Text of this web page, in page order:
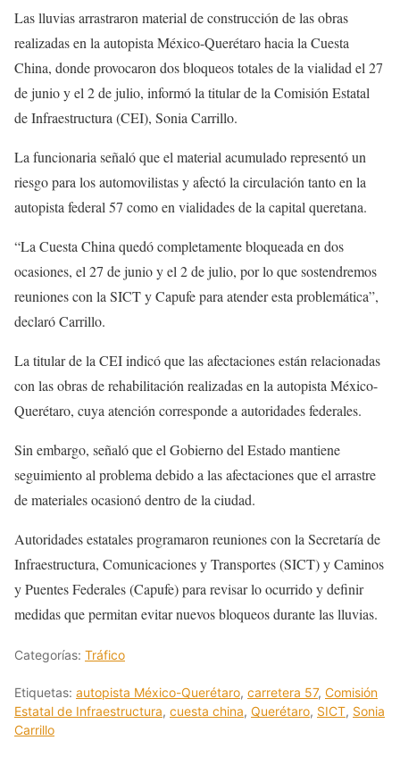
Las lluvias arrastraron material de construcción de las obras
realizadas en la autopista México-Querétaro hacia la Cuesta
China, donde provocaron dos bloqueos totales de la vialidad el 27
de junio y el 2 de julio, informó la titular de la Comisión Estatal
de Infraestructura (CEI), Sonia Carrillo.
La funcionaria señaló que el material acumulado representó un
riesgo para los automovilistas y afectó la circulación tanto en la
autopista federal 57 como en vialidades de la capital queretana.
“La Cuesta China quedó completamente bloqueada en dos
ocasiones, el 27 de junio y el 2 de julio, por lo que sostendremos
reuniones con la SICT y Capufe para atender esta problemática”,
declaró Carrillo.
La titular de la CEI indicó que las afectaciones están relacionadas
con las obras de rehabilitación realizadas en la autopista México-
Querétaro, cuya atención corresponde a autoridades federales.
Sin embargo, señaló que el Gobierno del Estado mantiene
seguimiento al problema debido a las afectaciones que el arrastre
de materiales ocasionó dentro de la ciudad.
Autoridades estatales programaron reuniones con la Secretaría de
Infraestructura, Comunicaciones y Transportes (SICT) y Caminos
y Puentes Federales (Capufe) para revisar lo ocurrido y definir
medidas que permitan evitar nuevos bloqueos durante las lluvias.
Categorías: Tráfico
Etiquetas: autopista México-Querétaro, carretera 57, Comisión
Estatal de Infraestructura, cuesta china, Querétaro, SICT, Sonia
Carrillo